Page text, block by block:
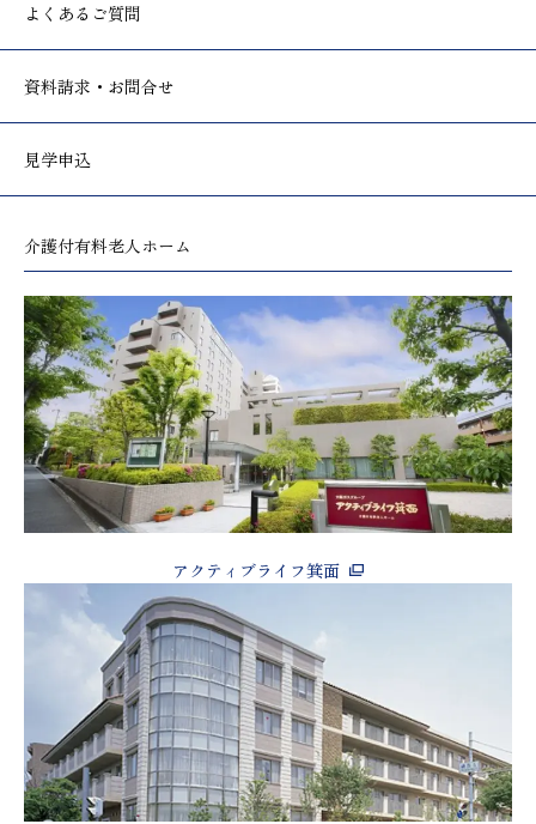
よくあるご質問
資料請求・お問合せ
見学申込
介護付有料老人ホーム
アクティブライフ箕面